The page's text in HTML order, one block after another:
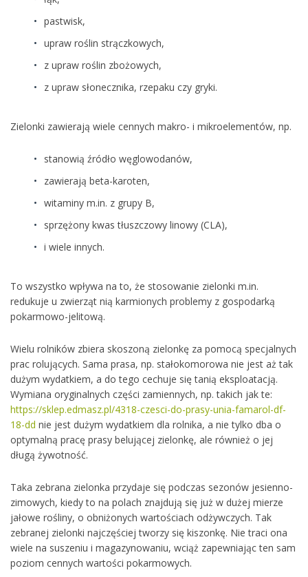
pastwisk,
upraw roślin strączkowych,
z upraw roślin zbożowych,
z upraw słonecznika, rzepaku czy gryki.
Zielonki zawierają wiele cennych makro- i mikroelementów, np.
stanowią źródło węglowodanów,
zawierają beta-karoten,
witaminy m.in. z grupy B,
sprzężony kwas tłuszczowy linowy (CLA),
i wiele innych.
To wszystko wpływa na to, że stosowanie zielonki m.in.
redukuje u zwierząt nią karmionych problemy z gospodarką
pokarmowo-jelitową.
Wielu rolników zbiera skoszoną zielonkę za pomocą specjalnych
prac rolujących. Sama prasa, np. stałokomorowa nie jest aż tak
dużym wydatkiem, a do tego cechuje się tanią eksploatacją.
Wymiana oryginalnych części zamiennych, np. takich jak te:
https://sklep.edmasz.pl/4318-czesci-do-prasy-unia-famarol-df-
18-dd nie jest dużym wydatkiem dla rolnika, a nie tylko dba o
optymalną pracę prasy belującej zielonkę, ale również o jej
długą żywotność.
Taka zebrana zielonka przydaje się podczas sezonów jesienno-
zimowych, kiedy to na polach znajdują się już w dużej mierze
jałowe rośliny, o obniżonych wartościach odżywczych. Tak
zebranej zielonki najczęściej tworzy się kiszonkę. Nie traci ona
wiele na suszeniu i magazynowaniu, wciąż zapewniając ten sam
poziom cennych wartości pokarmowych.